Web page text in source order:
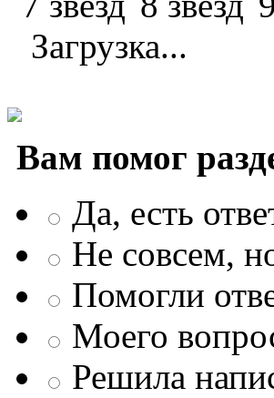
Загрузка...
Вам помог
Да, есть
Не совсем,
Помогли
Моего
Решила